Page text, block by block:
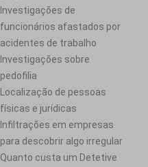
Investigações de
funcionários afastados por
acidentes de trabalho
Investigações sobre
pedofilia
Localização de pessoas
físicas e jurídicas
Infiltrações em empresas
para descobrir algo irregular
Quanto custa um Detetive